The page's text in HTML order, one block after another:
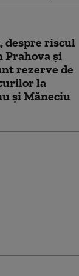
despre riscul
și
rezerve de
la
şi Măneciu